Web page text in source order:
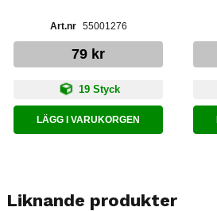
55001276
79 kr
19 Styck
LÄGG I VARUKORGEN
Liknande produkter